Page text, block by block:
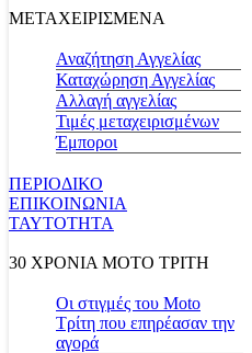
ΜΕΤΑΧΕΙΡΙΣΜΕΝΑ
Αναζήτηση Αγγελίας
Καταχώρηση Αγγελίας
Αλλαγή αγγελίας
Τιμές μεταχειρισμένων
Έμποροι
ΠΕΡΙΟΔΙΚΟ
ΕΠΙΚΟΙΝΩΝΙΑ
ΤΑΥΤΟΤΗΤΑ
30 ΧΡΟΝΙΑ MOTO ΤΡΙΤΗ
Οι στιγμές του Moto
Τρίτη που επηρέασαν την
αγορά